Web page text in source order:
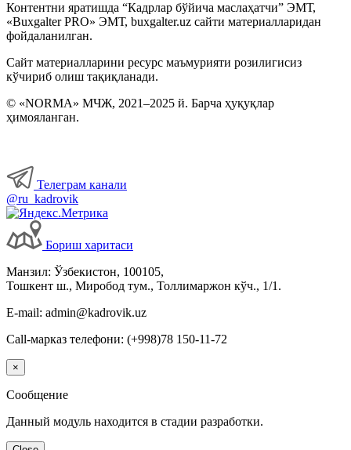
Қалбаки меҳнат дафтарчалари, шунингдек меҳнат
дафтарчаларининг иккита бланкасининг аниқланиши
Иш вақти
Меҳнат шартномасини бекор қилиш
Имтиёзлар
Ходимларнинг ижтимоий таъминоти
Контентни яратишда “Кадрлар бўйича маслаҳатчи” ЭМТ,
«Buxgalter PRO» ЭМТ, buxgalter.uz сайти материалларидан
фойдаланилган.
Сайт материалларини ресурс маъмурияти розилигисиз
кўчириб олиш тақиқланади.
© «NORMA» МЧЖ, 2021–2025 й. Барча ҳуқуқлар
ҳимояланган.
Телеграм канали
@ru_kadrovik
Бориш харитаси
Манзил: Ўзбекистон, 100105,
Тошкент ш., Миробод тум., Толлимаржон кўч., 1/1.
E-mail: admin@kadrovik.uz
Call-марказ телефони: (+998)78 150-11-72
×
Сообщение
Данный модуль находится в стадии разработки.